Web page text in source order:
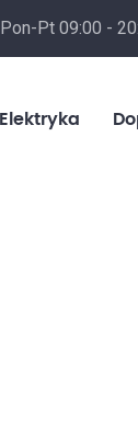
Pon-Pt 09:00 -
Elektryka